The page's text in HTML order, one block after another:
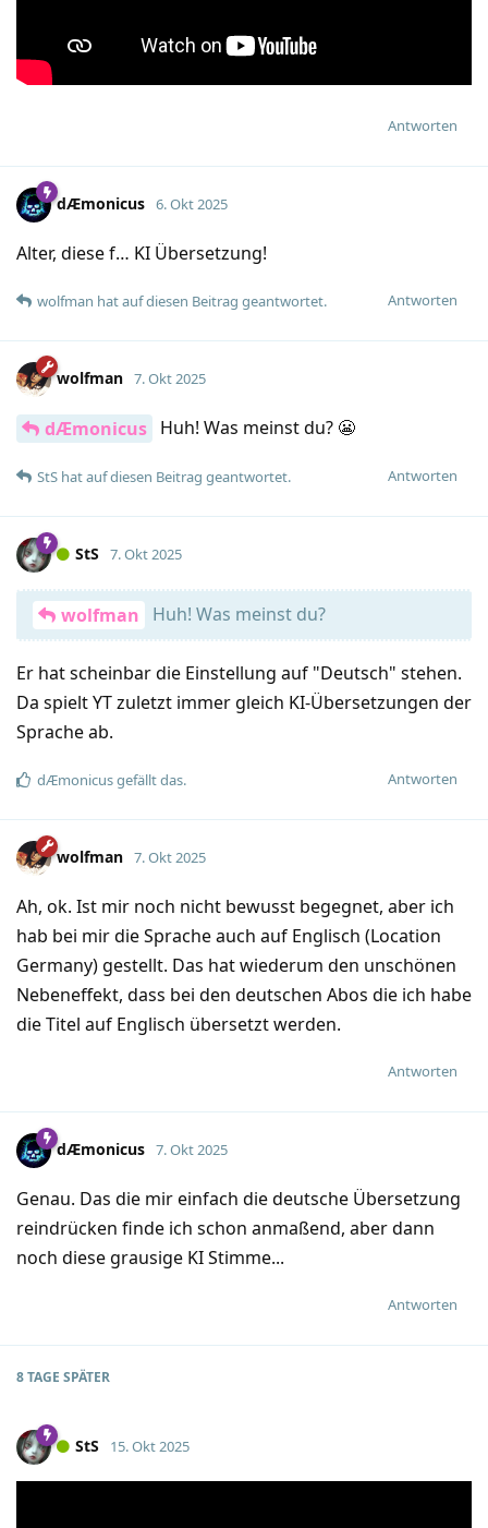
Antworten
dÆmonicus 6. Okt 2025
Alter, diese f… KI Übersetzung!
Antworten
wolfman hatauf diesen Beitrag geantwortet.
wolfman 7. Okt 2025
dÆmonicus Huh! Was meinst du? 😬
Antworten
StS hatauf diesen Beitrag geantwortet.
StS 7. Okt 2025
wolfman Huh! Was meinst du?
Er hat scheinbar die Einstellung auf "Deutsch" stehen.
Da spielt YT zuletzt immer gleich KI-Übersetzungen der
Sprache ab.
Antworten
dÆmonicusgefällt das.
wolfman 7. Okt 2025
Ah, ok. Ist mir noch nicht bewusst begegnet, aber ich
hab bei mir die Sprache auch auf Englisch (Location
Germany) gestellt. Das hat wiederum den unschönen
Nebeneffekt, dass bei den deutschen Abos die ich habe
die Titel auf Englisch übersetzt werden.
Antworten
dÆmonicus 7. Okt 2025
Genau. Das die mir einfach die deutsche Übersetzung
reindrücken finde ich schon anmaßend, aber dann
noch diese grausige KI Stimme...
Antworten
8 TAGE SPÄTER
StS 15. Okt 2025